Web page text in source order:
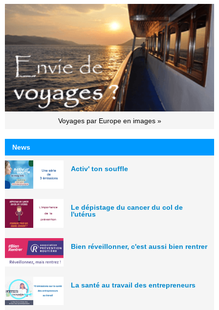
Voyages par Europe en images »
News
Activ' ton souffle
Le dépistage du cancer du col de
l'utérus
Bien réveillonner, c'est aussi bien rentrer
La santé au travail des entrepreneurs